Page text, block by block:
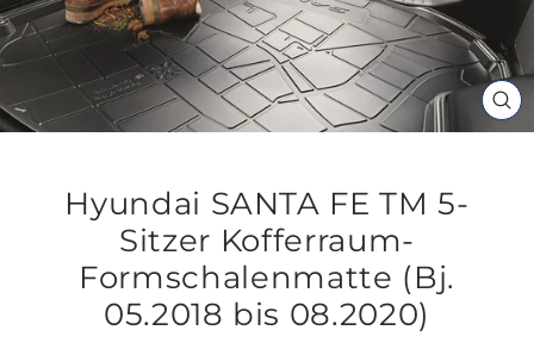
Hyundai SANTA FE TM 5-
Sitzer Kofferraum-
Formschalenmatte (Bj.
05.2018 bis 08.2020)